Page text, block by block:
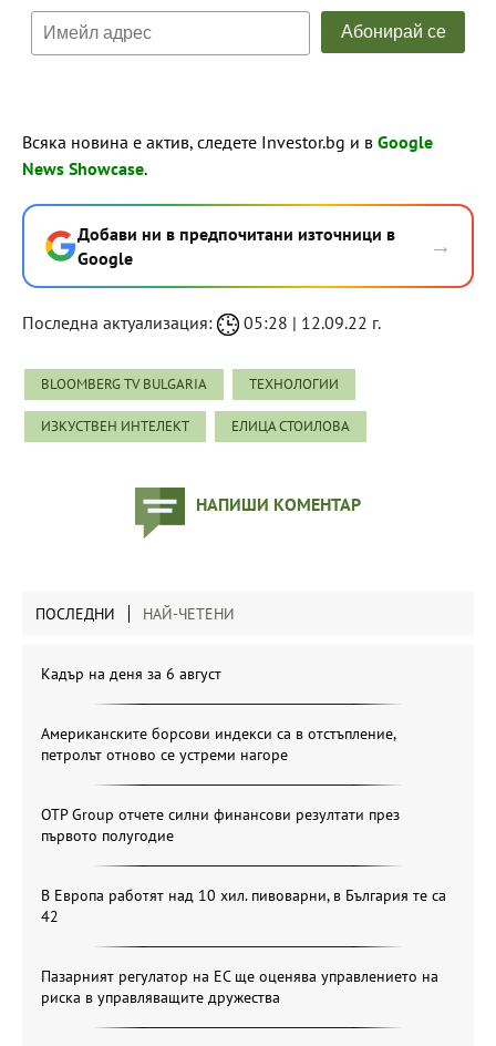
Всяка новина е актив, следете Investor.bg и в Google
News Showcase.
Добави ни в предпочитани източници в
Google
→
Последна актуализация: 05:28 | 12.09.22 г.
BLOOMBERG TV BULGARIA ТЕХНОЛОГИИ
ИЗКУСТВЕН ИНТЕЛЕКТ ЕЛИЦА СТОИЛОВА
НАПИШИ КОМЕНТАР
ПОСЛЕДНИ НАЙ-ЧЕТЕНИ
Кадър на деня за 6 август
Американските борсови индекси са в отстъпление,
петролът отново се устреми нагоре
OTP Group отчете силни финансови резултати през
първото полугодие
В Европа работят над 10 хил. пивоварни, в България те са
42
Пазарният регулатор на ЕС ще оценява управлението на
риска в управляващите дружества